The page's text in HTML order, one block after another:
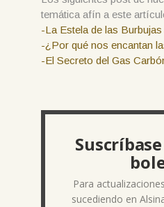
temática afín a este
-La Estela de las
-¿Por qué nos encantan
-El Secreto del Gas
Para
sucediendo en